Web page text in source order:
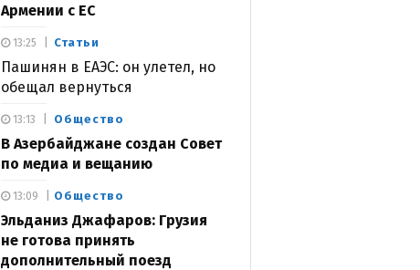
Армении с ЕС
Статьи
Пашинян в ЕАЭС: он улетел, но
обещал вернуться
13:25
Общество
В Азербайджане создан Совет
по медиа и вещанию
13:13
Общество
Эльданиз Джафаров: Грузия
не готова принять
дополнительный поезд
13:09